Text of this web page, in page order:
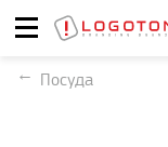
Посуда